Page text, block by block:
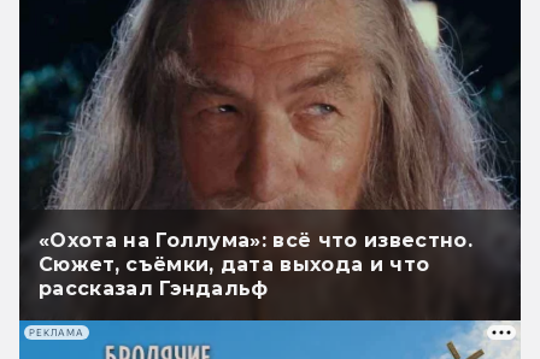
«Охота на Голлума»: всё что известно.
Сюжет, съёмки, дата выхода и что
рассказал Гэндальф
РЕКЛАМА